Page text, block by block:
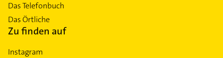
Das Telefonbuch
Das Örtliche
Zu finden auf
Instagram